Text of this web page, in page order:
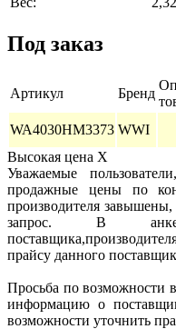
Под заказ
Артикул Бренд
WA4030HM3373 WWI
Высокая цена X
Уважаемые
продажные цены по
производителя
запрос. В
прайсу данного
Просьба по возможности
информацию о
возможности уточнить